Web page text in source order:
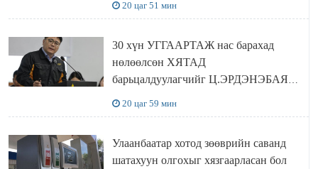
20 цаг 51 мин
30 хүн УГГААРТАЖ нас барахад
нөлөөлсөн ХЯТАД
барьцалдуулагчийг Ц.ЭРДЭНЭБАЯР
20 цаг 59 мин
Улаанбаатар хотод зөөврийн саванд
шатахуун олгохыг хязгаарласан бол